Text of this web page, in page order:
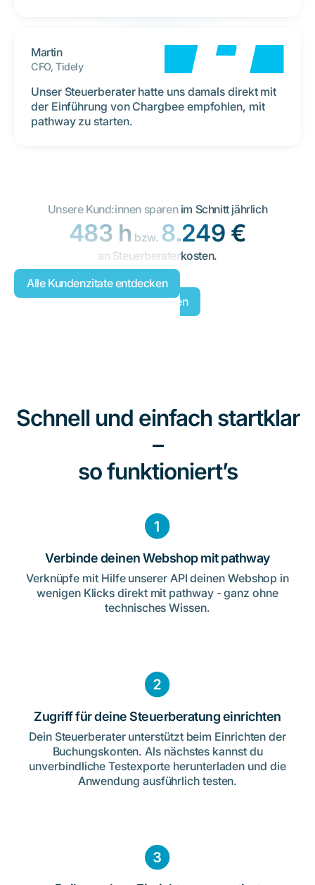
Martin
CFO, Tidely
Unser Steuerberater hatte uns damals direkt mit
der Einführung von Chargbee empfohlen, mit
pathway zu starten.
Alle Kundenzitate entdecken
Unsere Kund:innen sparen im Schnitt jährlich
483 h bzw. 8.249 €
an Steuerberaterkosten.
Jetzt starten
Schnell und einfach startklar
–
so funktioniert’s
Verbinde deinen Webshop mit pathway
Verknüpfe mit Hilfe unserer API deinen Webshop in
wenigen Klicks direkt mit pathway - ganz ohne
technisches Wissen.
Zugriff für deine Steuerberatung einrichten
Dein Steuerberater unterstützt beim Einrichten der
Buchungskonten. Als nächstes kannst du
unverbindliche Testexporte herunterladen und die
Anwendung ausführlich testen.